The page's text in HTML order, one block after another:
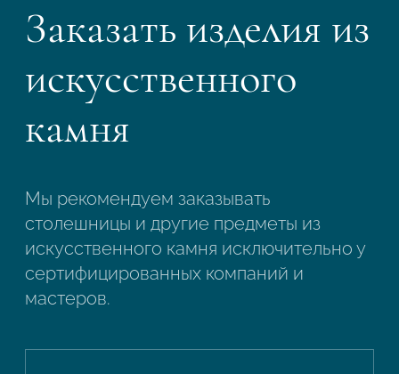
Заказать изделия из
искусственного
камня
Мы рекомендуем заказывать
столешницы и другие предметы из
искусственного камня исключительно у
сертифицированных компаний и
мастеров.